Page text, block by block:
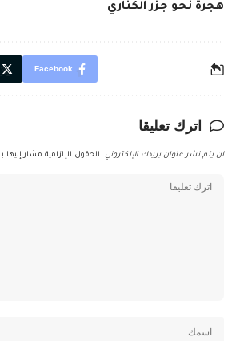
هجرة نحو جزر الكناري
Facebook
اترك تعليقا
لن يتم نشر عنوان بريدك الإلكتروني. الحقول الإلزامية مشار إليها بـ